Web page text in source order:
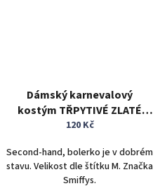
Dámský karnevalový
kostým TŘPYTIVÉ ZLATÉ
BOLERKO - leopardí vzor -
120 Kč
Second-hand, bolerko je v dobrém
stavu. Velikost dle štítku M. Značka
Smiffys.